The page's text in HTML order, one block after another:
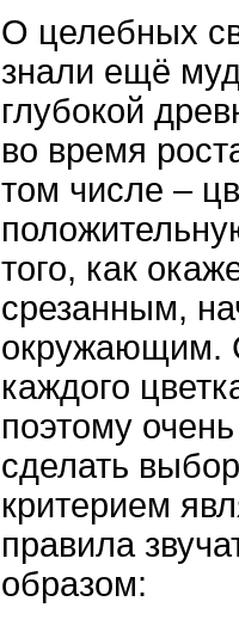
О целебных
знали ещё
глубокой
во время
том числе –
того, как
срезанным,
окружающим.
каждого
поэтому
сделать
критерием
правила
образом: